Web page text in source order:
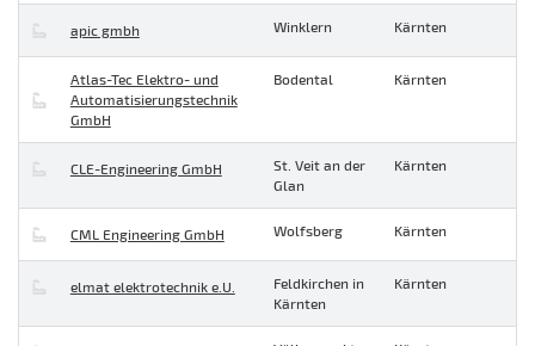
apic gmbh Winklern Kärnten
Atlas-Tec Elektro- und
Automatisierungstechnik
GmbH
Bodental Kärnten
CLE-Engineering GmbH
St. Veit an der
Glan
Kärnten
CML Engineering GmbH Wolfsberg Kärnten
elmat elektrotechnik e.U.
Feldkirchen in
Kärnten
Kärnten